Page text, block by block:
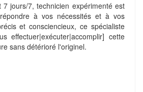
7 jours/7, technicien expérimenté est
à vos nécessités et à vos
et consciencieux, ce spécialiste
effectuer|exécuter|accomplir] cette
sans détérioré l'originel.